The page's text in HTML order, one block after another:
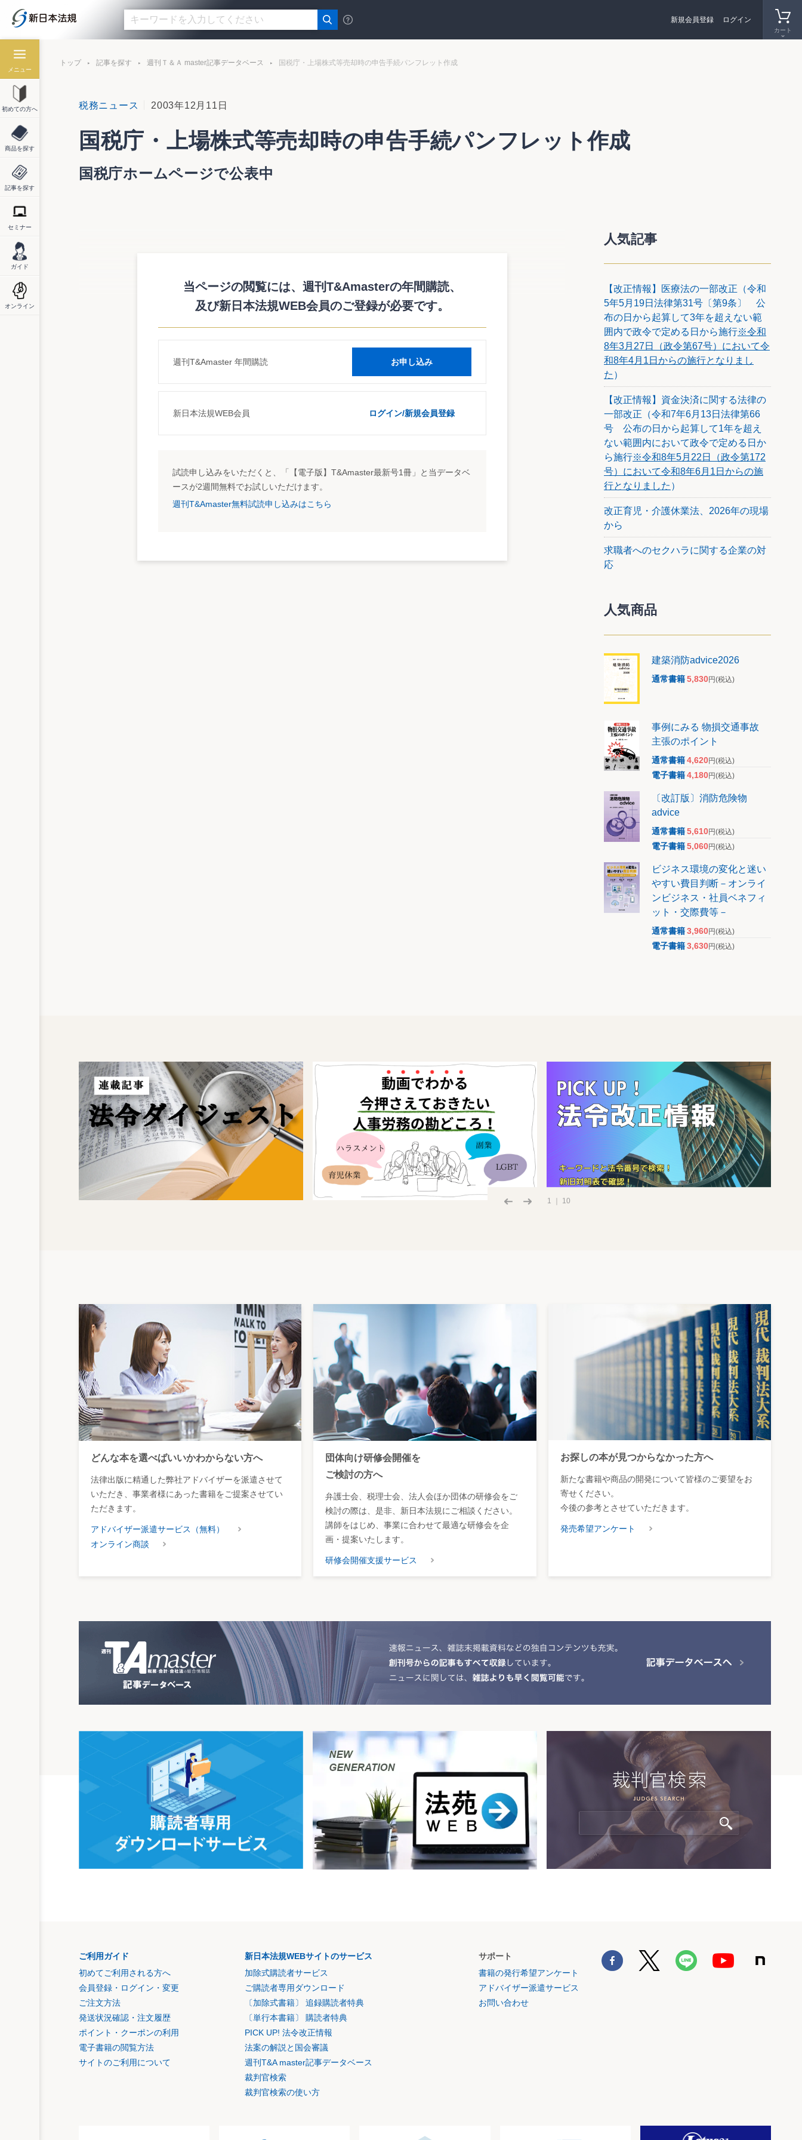
カート
新規会員登録 ログイン
メニュー
初めての方へ
商品を探す
記事を探す
セミナー
ガイド
オンライン
トップ 記事を探す 週刊Ｔ＆Ａ master記事データベース 国税庁・上場株式等売却時の申告手続パンフレット作成
税務ニュース 2003年12月11日
国税庁・上場株式等売却時の申告手続パンフレット作成
国税庁ホームページで公表中
・所得税の確定申告書付表（上場株式等に係る譲渡損失の繰越用）
・所得税の確定申告書付表（特定投資株式等に係る譲渡損失の繰越用）
・株式等に係る譲渡所得の金額の計算明細書
http://www.nta.go.jp/category/kabushiki/pdf/02.pdf
平成15年分確定申告書等様式
当ページの閲覧には、週刊T&Amasterの年間購読、
及び新日本法規WEB会員のご登録が必要です。
週刊T&Amaster 年間購読 お申し込み
新日本法規WEB会員 ログイン/新規会員登録
試読申し込みをいただくと、「【電子版】T&Amaster最新号1冊」と当データベ
ースが2週間無料でお試しいただけます。
週刊T&Amaster無料試読申し込みはこちら
人気記事
【改正情報】医療法の一部改正（令和
5年5月19日法律第31号〔第9条〕 公
布の日から起算して3年を超えない範
囲内で政令で定める日から施行※令和
8年3月27日（政令第67号）において令
和8年4月1日からの施行となりまし
た ）
【改正情報】資金決済に関する法律の
一部改正（令和7年6月13日法律第66
号 公布の日から起算して1年を超え
ない範囲内において政令で定める日か
ら施行※令和8年5月22日（政令第172
号）において令和8年6月1日からの施
行となりました ）
改正育児・介護休業法、2026年の現場
から
求職者へのセクハラに関する企業の対
応
人気商品
建築消防advice2026
通常書籍5,830円(税込)
事例にみる 物損交通事故
主張のポイント
通常書籍4,620円(税込)
電子書籍4,180円(税込)
〔改訂版〕消防危険物
advice
通常書籍5,610円(税込)
電子書籍5,060円(税込)
ビジネス環境の変化と迷い
やすい費目判断－オンライ
ンビジネス・社員ベネフィ
ット・交際費等－
通常書籍3,960円(税込)
電子書籍3,630円(税込)
1 ｜ 10
どんな本を選べばいいかわからない方へ
法律出版に精通した弊社アドバイザーを派遣させて
いただき、事業者様にあった書籍をご提案させてい
ただきます。
アドバイザー派遣サービス（無料）
オンライン商談
団体向け研修会開催を
ご検討の方へ
弁護士会、税理士会、法人会ほか団体の研修会をご
検討の際は、是非、新日本法規にご相談ください。
講師をはじめ、事業に合わせて最適な研修会を企
画・提案いたします。
研修会開催支援サービス
お探しの本が見つからなかった方へ
新たな書籍や商品の開発について皆様のご要望をお
寄せください。
今後の参考とさせていただきます。
発売希望アンケート
ご利用ガイド
初めてご利用される方へ
会員登録・ログイン・変更
ご注文方法
発送状況確認・注文履歴
ポイント・クーポンの利用
電子書籍の閲覧方法
サイトのご利用について
新日本法規WEBサイトのサービス
加除式購読者サービス
ご購読者専用ダウンロード
〔加除式書籍〕 追録購読者特典
〔単行本書籍〕 購読者特典
PICK UP! 法令改正情報
法案の解説と国会審議
週刊T&A master記事データベース
裁判官検索
裁判官検索の使い方
サポート
書籍の発行希望アンケート
アドバイザー派遣サービス
お問い合わせ